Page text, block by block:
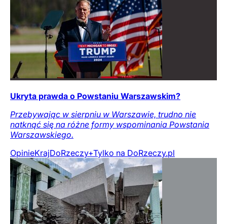
Ukryta prawda o Powstaniu Warszawskim?
Przebywając w sierpniu w Warszawie, trudno nie
natknąć się na różne formy wspominania Powstania
Warszawskiego.
OpinieKrajDoRzeczy+Tylko na DoRzeczy.pl